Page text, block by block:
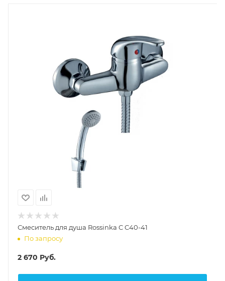
Смеситель для душа Rossinka C C40-41
По запросу
2 670 Руб.